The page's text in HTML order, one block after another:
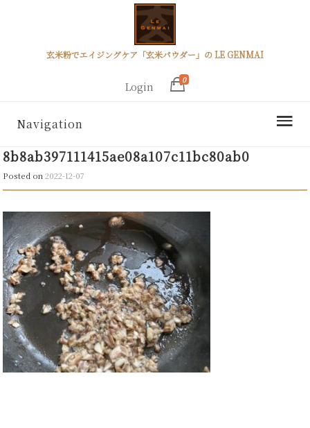
玄米粉でエイジングケア「玄米パウダー」の LE GENMAI
Login
0
Navigation
8b8ab397111415ae08a107c11bc80ab0
Posted on2022-12-07